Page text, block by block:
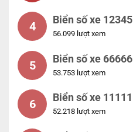
4 Biển số xe 12345
56.099 lượt xem
5 Biển số xe 66666
53.753 lượt xem
6 Biển số xe 11111
52.218 lượt xem